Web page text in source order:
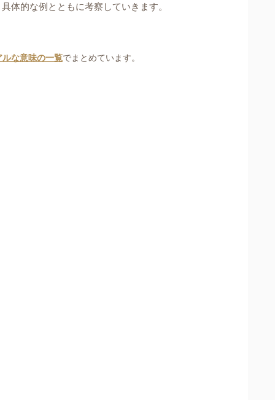
体的な例とともに考察していきます。
な意味の一覧でまとめています。